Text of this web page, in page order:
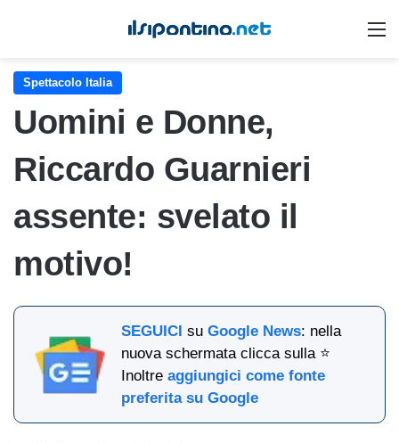
Spettacolo Italia
Uomini e Donne,
Riccardo Guarnieri
assente: svelato il
motivo!
SEGUICI suGoogle News: nella
nuova schermata clicca sulla ⭐
Inoltreaggiungici come fonte
preferita su Google